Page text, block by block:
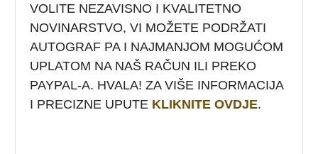
VOLITE NEZAVISNO I KVALITETNO
NOVINARSTVO, VI MOŽETE PODRŽATI
AUTOGRAF PA I NAJMANJOM MOGUĆOM
UPLATOM NA NAŠ RAČUN ILI PREKO
PAYPAL-A. HVALA! ZA VIŠE INFORMACIJA
I PRECIZNE UPUTE KLIKNITE OVDJE.